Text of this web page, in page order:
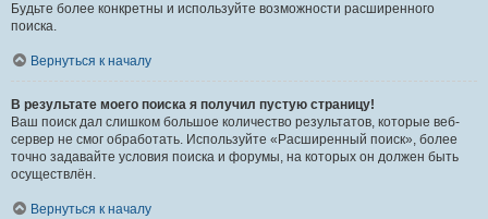
Будьте более конкретны и используйте возможности расширенного
поиска.
Вернуться к началу
В результате моего поиска я получил пустую страницу!
Ваш поиск дал слишком большое количество результатов, которые веб-
сервер не смог обработать. Используйте «Расширенный поиск», более
точно задавайте условия поиска и форумы, на которых он должен быть
осуществлён.
Вернуться к началу